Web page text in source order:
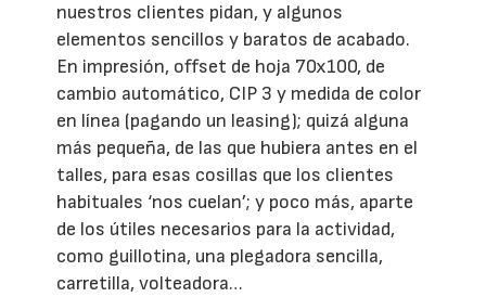
nuestros clientes pidan, y algunos
elementos sencillos y baratos de acabado.
En impresión, offset de hoja 70x100, de
cambio automático, CIP 3 y medida de color
en línea (pagando un leasing); quizá alguna
más pequeña, de las que hubiera antes en el
talles, para esas cosillas que los clientes
habituales ‘nos cuelan’; y poco más, aparte
de los útiles necesarios para la actividad,
como guillotina, una plegadora sencilla,
carretilla, volteadora…